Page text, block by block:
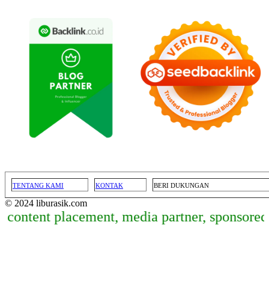
TENTANG KAMI KONTAK BERI DUKUNGAN
© 2024 liburasik.com
placement, media partner, sponsored